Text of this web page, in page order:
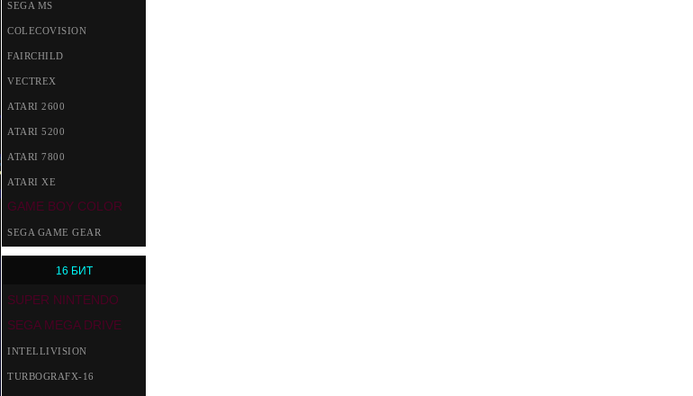
SEGA MS
COLECOVISION
FAIRCHILD
VECTREX
ATARI 2600
ATARI 5200
ATARI 7800
ATARI XE
GAME BOY COLOR
SEGA GAME GEAR
16 БИТ
SUPER NINTENDO
SEGA MEGA DRIVE
INTELLIVISION
TURBOGRAFX-16